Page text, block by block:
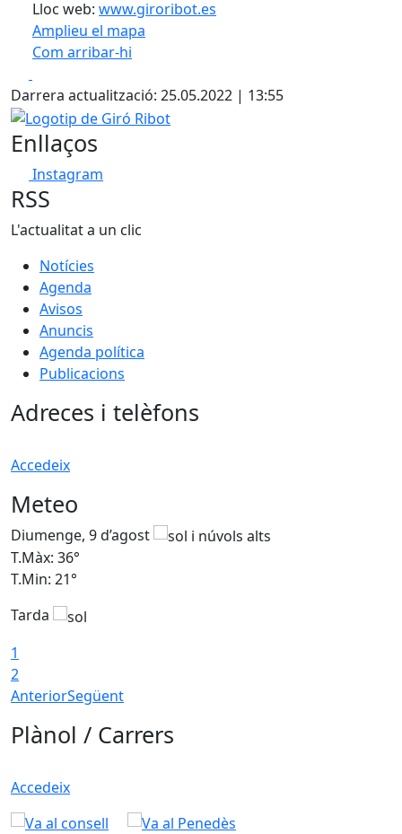
Lloc web: www.giroribot.es
Amplieu el mapa
Com arribar-hi
+
−
Darrera actualització: 25.05.2022 | 13:55
Logotip de Giró Ribot
Enllaços
Instagram
RSS
L'actualitat a un clic
Notícies
Agenda
Avisos
Anuncis
Agenda política
Publicacions
Adreces i telèfons
Accedeix
Meteo
Diumenge, 9 d’agost
T.Màx: 36°
T.Min: 21°
Tarda
1
2
AnteriorSegüent
Plànol / Carrers
Accedeix